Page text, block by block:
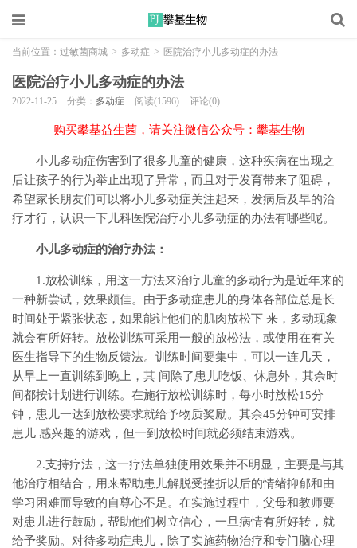
当前位置： 过敏菌商城 > 多动症 > 医院治疗小儿多动症的办法
医院治疗小儿多动症的办法
2022-11-25 分类： 多动症 阅读(1596) 评论(0)
购买攀基益生菌，请关注微信公众号：攀基生物
小儿多动症伤害到了很多儿童的健康，这种疾病在出现之
后让孩子的行为举止出现了异常，而且对于发育带来了阻碍，
希望家长朋友们可以将小儿多动症关注起来，发病后及早的治
疗才行，认识一下儿科医院治疗小儿多动症的办法有哪些呢。
小儿多动症的治疗办法：
1.放松训练，用这一方法来治疗儿童的多动行为是近年来的
一种新尝试，效果颇佳。由于多动症患儿的身体各部位总是长
时间处于紧张状态，如果能让他们的肌肉放松下 来，多动现象
就会有所好转。放松训练可采用一般的放松法，或使用在有关
医生指导下的生物反馈法。训练时间要集中，可以一连几天，
从早上一直训练到晚上，其 间除了患儿吃饭、休息外，其余时
间都按计划进行训练。在施行放松训练时，每小时放松15分
钟，患儿一达到放松要求就给予物质奖励。其余45分钟可安排
患儿 感兴趣的游戏，但一到放松时间就必须结束游戏。
2.支持疗法，这一疗法单独使用效果并不明显，主要是与其
他治疗相结合，用来帮助患儿解脱受挫折以后的情绪抑郁和由
学习困难而导致的自尊心不足。在实施过程中，父母和教师要
对患儿进行鼓励，帮助他们树立信心，一旦病情有所好转，就
给予奖励。对待多动症患儿，除了实施药物治疗和专门脑心理